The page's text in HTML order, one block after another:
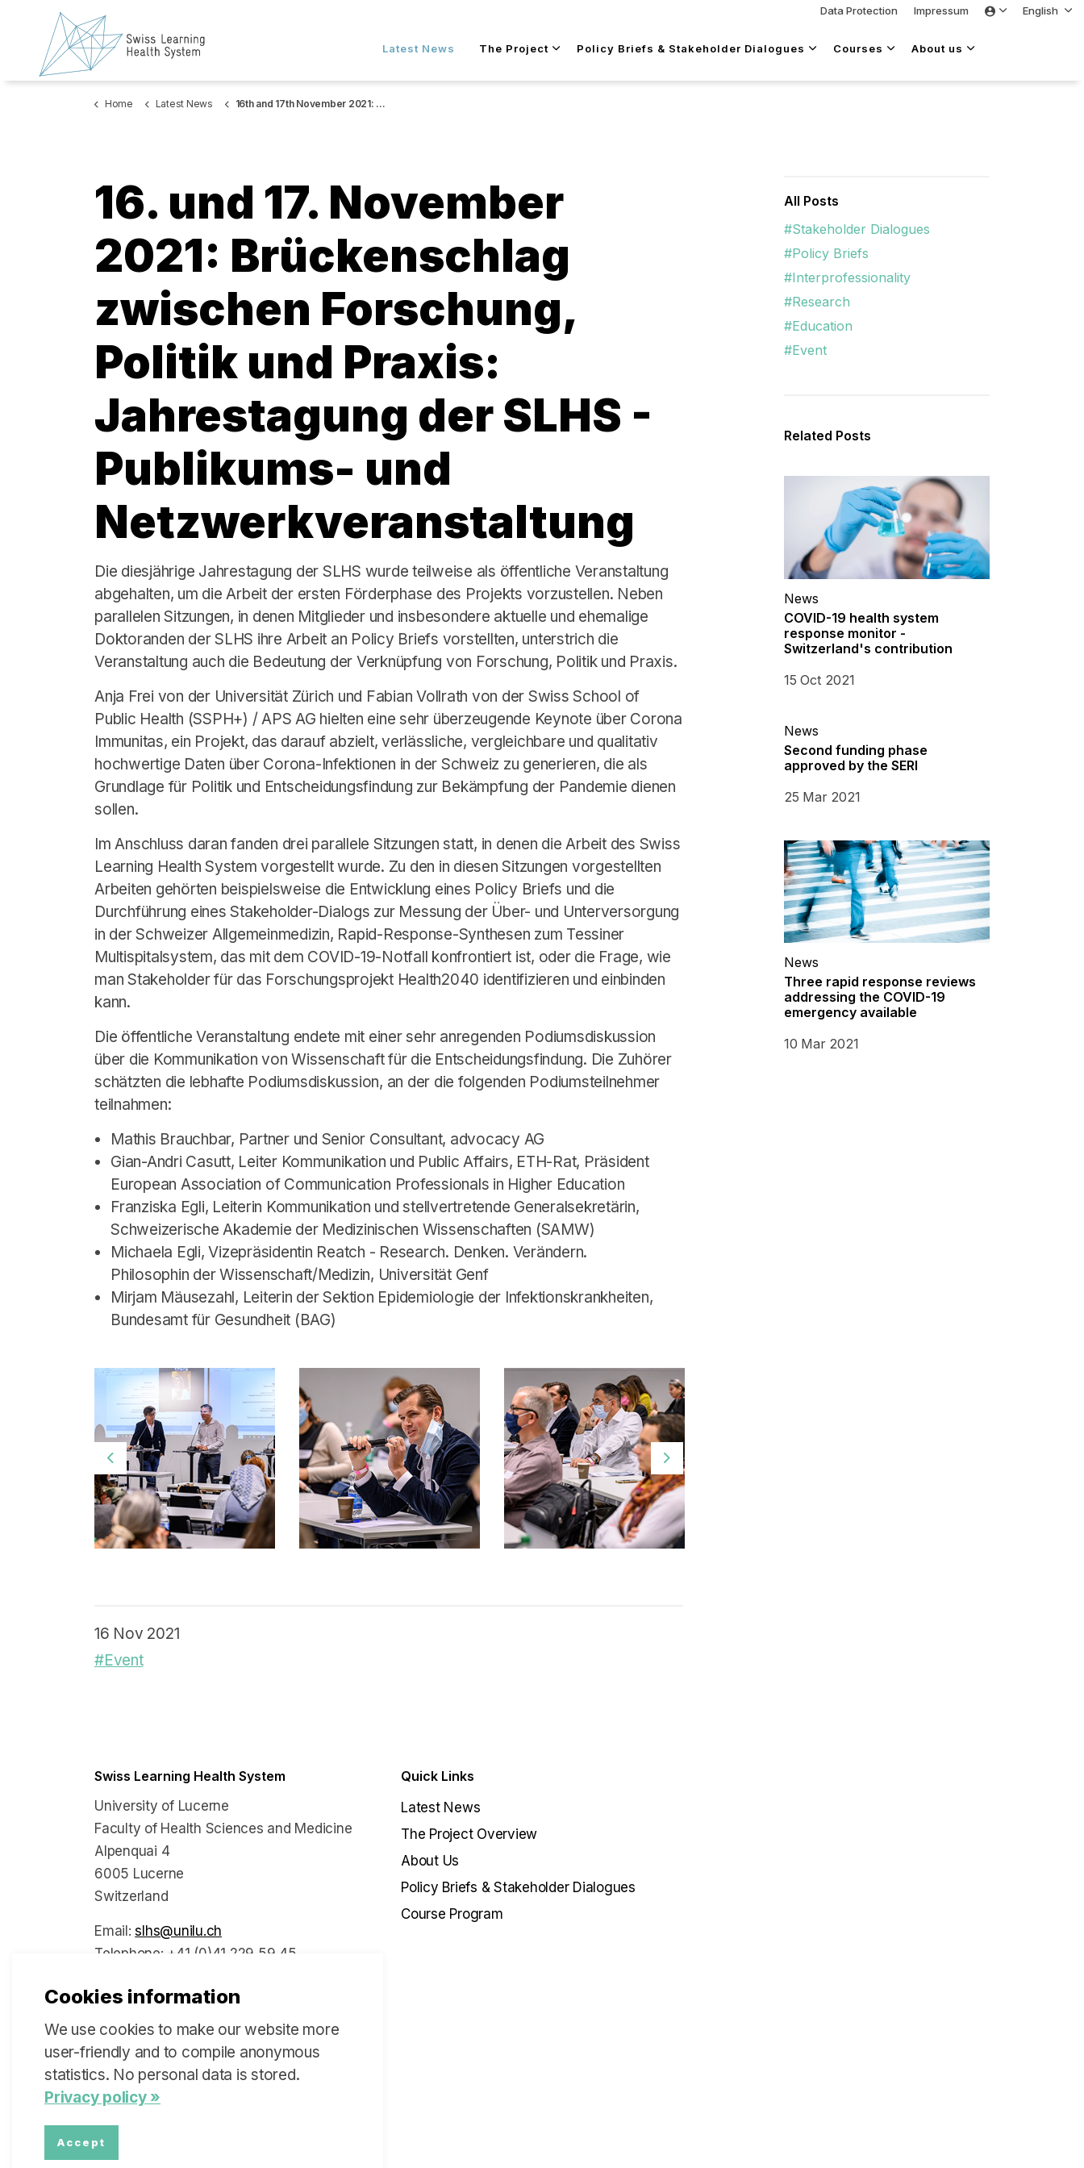
Latest News The Project Policy Briefs & Stakeholder Dialogues Courses About us
Data Protection Impressum English
Home Latest News 16th and 17th November 2021: Bridging research, policy and practice: Annual Meeting of the SLHS – public and network event
16. und 17. November
2021: Brückenschlag
zwischen Forschung,
Politik und Praxis:
Jahrestagung der SLHS -
Publikums- und
Netzwerkveranstaltung
Die diesjährige Jahrestagung der SLHS wurde teilweise als öffentliche Veranstaltung
abgehalten, um die Arbeit der ersten Förderphase des Projekts vorzustellen. Neben
parallelen Sitzungen, in denen Mitglieder und insbesondere aktuelle und ehemalige
Doktoranden der SLHS ihre Arbeit an Policy Briefs vorstellten, unterstrich die
Veranstaltung auch die Bedeutung der Verknüpfung von Forschung, Politik und Praxis.
Anja Frei von der Universität Zürich und Fabian Vollrath von der Swiss School of
Public Health (SSPH+) / APS AG hielten eine sehr überzeugende Keynote über Corona
Immunitas, ein Projekt, das darauf abzielt, verlässliche, vergleichbare und qualitativ
hochwertige Daten über Corona-Infektionen in der Schweiz zu generieren, die als
Grundlage für Politik und Entscheidungsfindung zur Bekämpfung der Pandemie dienen
sollen.
Im Anschluss daran fanden drei parallele Sitzungen statt, in denen die Arbeit des Swiss
Learning Health System vorgestellt wurde. Zu den in diesen Sitzungen vorgestellten
Arbeiten gehörten beispielsweise die Entwicklung eines Policy Briefs und die
Durchführung eines Stakeholder-Dialogs zur Messung der Über- und Unterversorgung
in der Schweizer Allgemeinmedizin, Rapid-Response-Synthesen zum Tessiner
Multispitalsystem, das mit dem COVID-19-Notfall konfrontiert ist, oder die Frage, wie
man Stakeholder für das Forschungsprojekt Health2040 identifizieren und einbinden
kann.
Die öffentliche Veranstaltung endete mit einer sehr anregenden Podiumsdiskussion
über die Kommunikation von Wissenschaft für die Entscheidungsfindung. Die Zuhörer
schätzten die lebhafte Podiumsdiskussion, an der die folgenden Podiumsteilnehmer
teilnahmen:
Mathis Brauchbar, Partner und Senior Consultant, advocacy AG
Gian-Andri Casutt, Leiter Kommunikation und Public Affairs, ETH-Rat, Präsident
European Association of Communication Professionals in Higher Education
Franziska Egli, Leiterin Kommunikation und stellvertretende Generalsekretärin,
Schweizerische Akademie der Medizinischen Wissenschaften (SAMW)
Michaela Egli, Vizepräsidentin Reatch - Research. Denken. Verändern.
Philosophin der Wissenschaft/Medizin, Universität Genf
Mirjam Mäusezahl, Leiterin der Sektion Epidemiologie der Infektionskrankheiten,
Bundesamt für Gesundheit (BAG)
16 Nov 2021
#Event
All Posts
#Stakeholder Dialogues
#Policy Briefs
#Interprofessionality
#Research
#Education
#Event
Related Posts
News
COVID-19 health system
response monitor -
Switzerland's contribution
15 Oct 2021
News
Second funding phase
approved by the SERI
25 Mar 2021
News
Three rapid response reviews
addressing the COVID-19
emergency available
10 Mar 2021
Swiss Learning Health System
University of Lucerne
Faculty of Health Sciences and Medicine
Alpenquai 4
6005 Lucerne
Switzerland
Email:slhs@unilu.ch
Telephone: +41 (0)41 229 59 45
Quick Links
Latest News
The Project Overview
About Us
Policy Briefs & Stakeholder Dialogues
Course Program
Social Media
Cookies information
We use cookies to make our website more
user-friendly and to compile anonymous
statistics. No personal data is stored.
Privacy policy »
Accept